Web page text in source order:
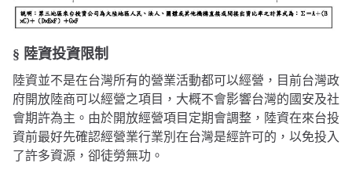
§ 陸資投資限制
陸資並不是在台灣所有的營業活動都可以經營，目前台灣政
府開放陸商可以經營之項目，大概不會影響台灣的國安及社
會期許為主。由於開放經營項目定期會調整，陸資在來台投
資前最好先確認經營業行業別在台灣是經許可的，以免投入
了許多資源，卻徒勞無功。